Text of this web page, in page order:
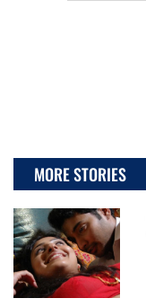
MORE STORIES